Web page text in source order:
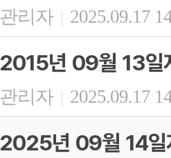
관리자 | 2025.09.17
2015년 09월 13
관리자 | 2025.09.17
2025년 09월 14